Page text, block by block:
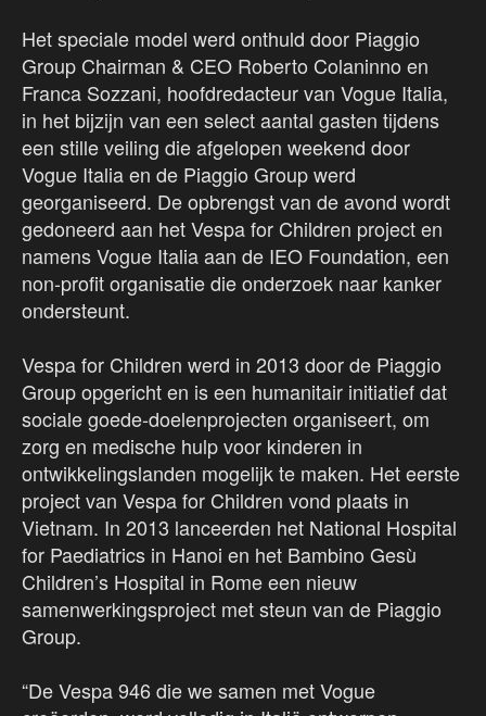
Het speciale model werd onthuld door Piaggio
Group Chairman & CEO Roberto Colaninno en
Franca Sozzani, hoofdredacteur van Vogue Italia,
in het bijzijn van een select aantal gasten tijdens
een stille veiling die afgelopen weekend door
Vogue Italia en de Piaggio Group werd
georganiseerd. De opbrengst van de avond wordt
gedoneerd aan het Vespa for Children project en
namens Vogue Italia aan de IEO Foundation, een
non-profit organisatie die onderzoek naar kanker
ondersteunt.
Vespa for Children werd in 2013 door de Piaggio
Group opgericht en is een humanitair initiatief dat
sociale goede-doelenprojecten organiseert, om
zorg en medische hulp voor kinderen in
ontwikkelingslanden mogelijk te maken. Het eerste
project van Vespa for Children vond plaats in
Vietnam. In 2013 lanceerden het National Hospital
for Paediatrics in Hanoi en het Bambino Gesù
Children’s Hospital in Rome een nieuw
samenwerkingsproject met steun van de Piaggio
Group.
“De Vespa 946 die we samen met Vogue